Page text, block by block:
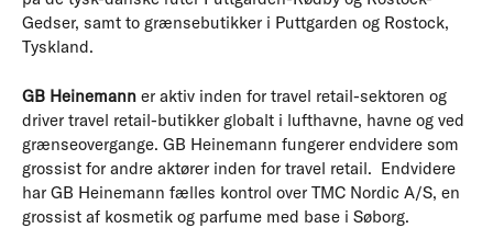
Gedser, samt to grænsebutikker i Puttgarden og Rostock,
Tyskland.
GB Heinemann er aktiv inden for travel retail-sektoren og
driver travel retail-butikker globalt i lufthavne, havne og ved
grænseovergange. GB Heinemann fungerer endvidere som
grossist for andre aktører inden for travel retail. Endvidere
har GB Heinemann fælles kontrol over TMC Nordic A/S, en
grossist af kosmetik og parfume med base i Søborg.